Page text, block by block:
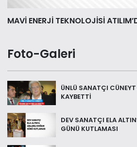
MAVİ ENERJİ TEKNOLOJİSİ
Foto-Galeri
ÜNLÜ SANATÇI
KAYBETTİ
DEV SANATÇI ELA
GÜNÜ KUTLAMASI